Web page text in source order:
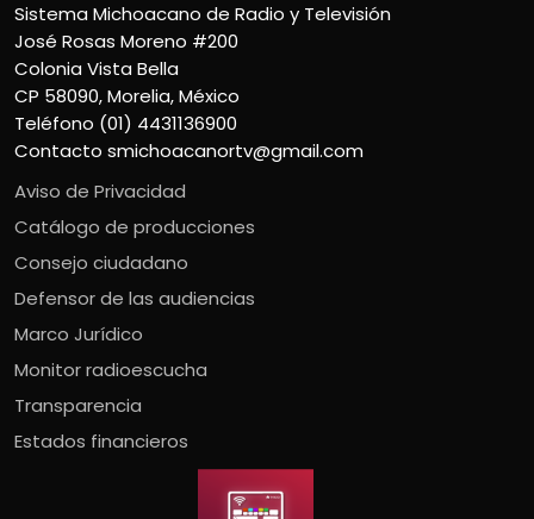
Sistema Michoacano de Radio y Televisión
José Rosas Moreno #200
Colonia Vista Bella
CP 58090, Morelia, México
Teléfono (01) 4431136900
Contacto smichoacanortv@gmail.com
Aviso de Privacidad
Catálogo de producciones
Consejo ciudadano
Defensor de las audiencias
Marco Jurídico
Monitor radioescucha
Transparencia
Estados financieros